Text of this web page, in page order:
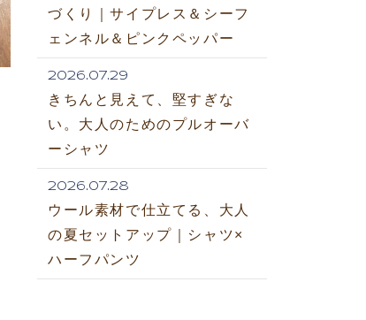
づくり｜サイプレス＆シーフ
ェンネル＆ピンクペッパー
2026.07.29
きちんと見えて、堅すぎな
い。大人のためのプルオーバ
ーシャツ
2026.07.28
ウール素材で仕立てる、大人
の夏セットアップ｜シャツ×
ハーフパンツ